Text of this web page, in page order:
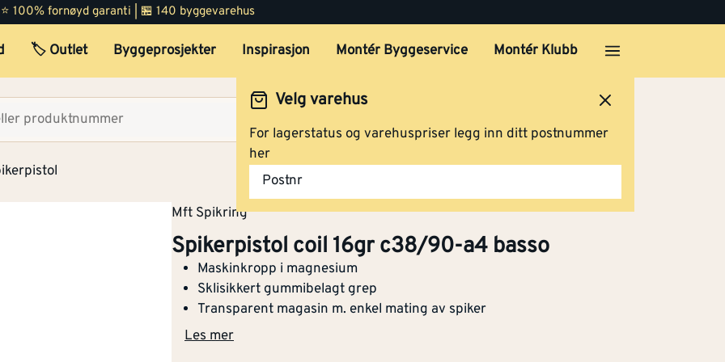
100% fornøyd garanti | 🏪 140 byggevarehus
🏷️ Outlet Byggeprosjekter Inspirasjon Montér Byggeservice Montér Klubb
Velg varehus
For lagerstatus og varehuspriser legg inn ditt postnummer
her
Postnr
Mft Spikring
Spikerpistol coil 16gr c38/90-a4 basso
Maskinkropp i magnesium
Sklisikkert gummibelagt grep
Transparent magasin m. enkel mating av spiker
Les mer